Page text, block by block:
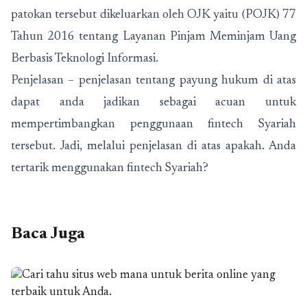
patokan tersebut dikeluarkan oleh OJK yaitu (POJK) 77
Tahun 2016 tentang Layanan Pinjam Meminjam Uang
Berbasis Teknologi Informasi.
Penjelasan – penjelasan tentang payung hukum di atas
dapat anda jadikan sebagai acuan untuk
mempertimbangkan penggunaan fintech Syariah
tersebut. Jadi, melalui penjelasan di atas apakah. Anda
tertarik menggunakan fintech Syariah?
Baca Juga